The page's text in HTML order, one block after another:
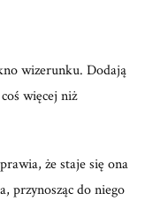
wizerunku. Dodają
więcej niż
że staje się ona
przynosząc do niego